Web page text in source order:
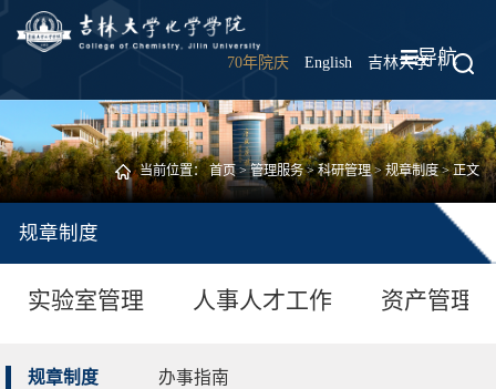
70年院庆 English 吉林大学 |
导航
当前位置：首页>管理服务>科研管理>规章制度> 正文
规章制度
实验室管理 人事人才工作 资产管理
规章制度 办事指南